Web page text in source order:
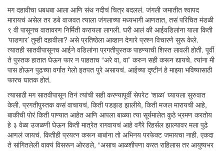
मग दहावीचा धबधबा आला आणि संथ नदीचं चित्र बदललं. जंगली जमातीत श्वापद
मारायचं असेल तर डबे वाजवत त्याला जंगलाच्या मध्यभागी आणतात, तसं परिचित मंडळी
९ वी पासूनच वातावरण निर्मिती करायला लागली. घरी आलं की आईवडिलांना याला किती
‘पाडणार’ तुम्ही दहावीला? असे प्रतिष्ठेला आव्हान देणारे प्रश्न विचारणे सुरू केले.
त्यातही सातवीपासूनच आईने वडिलांना प्रगतीपुस्तक पाहण्याची शिस्त लावली होती. पूर्वी
ते पुस्तक हातात घेऊन फार न पाहताच “अरे वा, वा” करुन सही करून द्यायचे. त्यांना मी
पास होऊन पुढच्या वर्गात गेलो इतपत पुरे असायचं. आईच्या दृष्टीनं हे माझ्या भविष्यासाठी
फारच घातक होतं.
त्यासाठी मग सातवीपासून तिनं त्यांची सही करण्यापूर्वी सेपरेट ‘शाळा’ घ्यायला सुरुवात
केली. प्रगतीपुस्तक कसं वाचायचं, किती पडझड झालीये, किती मजल मारायची आहे,
बाकीची पोरं किती पाण्यात आहेत आणि आपला बाळ्या त्या सूर्यमालेत कुठे भ्रमण करतोय
हे ३ वेळा उजळणी घेऊन किती मात्रेत रागवायचं आहे वगैरे रिहर्सल झाल्यावर मला पुढे
आणलं जायचं. कितीही प्रयत्न करून बाबांना तो अभिनय परफेक्ट जमायचा नाही. एकदा
ते सांगितलेली वाक्यं विसरून ओरडले, “असाच आळशीपणा करत राहिलास तर आयुष्यभर